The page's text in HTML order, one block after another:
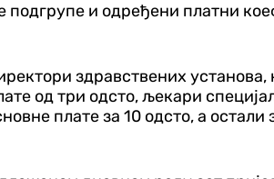
и одређени платни
здравствених
од три одсто, љекари
плате за 10 одсто, а остали